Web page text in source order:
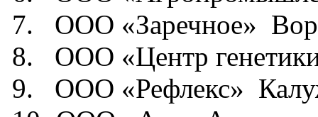
7.
ООО «Заречное»
8.
ООО «Центр
9.
ООО «Рефлекс»